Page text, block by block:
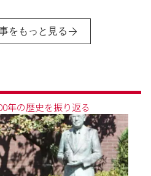
をもっと見る
年の歴史を振り返る